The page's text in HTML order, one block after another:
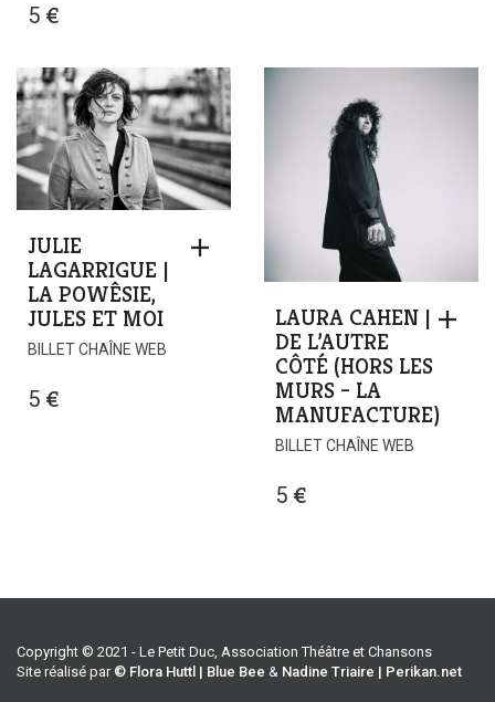
5 €
JULIE
LAGARRIGUE |
LA POWÊSIE,
JULES ET MOI
BILLET CHAÎNE WEB
5 €
LAURA CAHEN |
DE L’AUTRE
CÔTÉ (HORS LES
MURS – LA
MANUFACTURE)
BILLET CHAÎNE WEB
5 €
Copyright © 2021 - Le Petit Duc, Association Théâtre et Chansons
Site réalisé par © Flora Huttl | Blue Bee & Nadine Triaire | Perikan.net